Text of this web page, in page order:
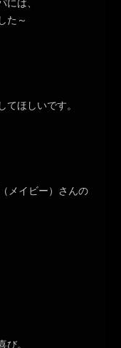
には、
た～
てほしいです。
メイビー）さんの
び。